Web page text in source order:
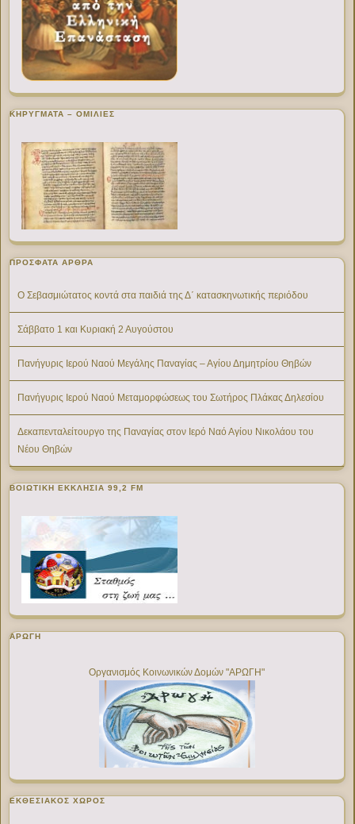
ΚΗΡΥΓΜΑΤΑ – ΟΜΙΛΙΕΣ
ΠΡΌΣΦΑΤΑ ΆΡΘΡΑ
Ο Σεβασμιώτατος κοντά στα παιδιά της Δ΄ κατασκηνωτικής περιόδου
Σάββατο 1 και Κυριακή 2 Αυγούστου
Πανήγυρις Ιερού Ναού Μεγάλης Παναγίας – Αγίου Δημητρίου Θηβών
Πανήγυρις Ιερού Ναού Μεταμορφώσεως του Σωτήρος Πλάκας Δηλεσίου
Δεκαπενταλείτουργο της Παναγίας στον Ιερό Ναό Αγίου Νικολάου του
Νέου Θηβών
ΒΟΙΩΤΙΚΉ ΕΚΚΛΗΣΊΑ 99,2 FM
ΑΡΩΓΗ
Οργανισμός Κοινωνικών Δομών "ΑΡΩΓΗ"
ΕΚΘΕΣΙΑΚΌΣ ΧΏΡΟΣ